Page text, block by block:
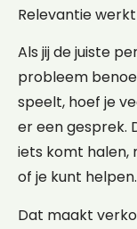
Relevantie
Als jij de juiste
probleem
speelt, hoef je
er een gesprek.
iets komt
of je kunt helpen.
Dat maakt